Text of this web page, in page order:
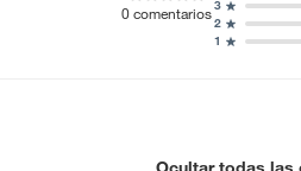
0comentarios
1
2
3